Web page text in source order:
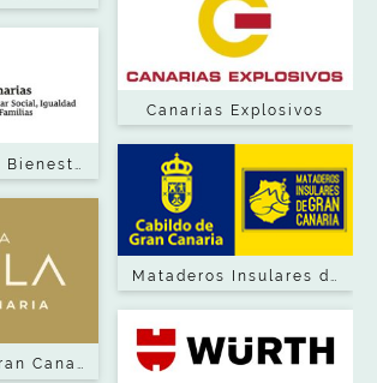
Bienestar Social, Igualdad, Juventud
Canaria
Canarias Explosivos
Mataderos Insulares de